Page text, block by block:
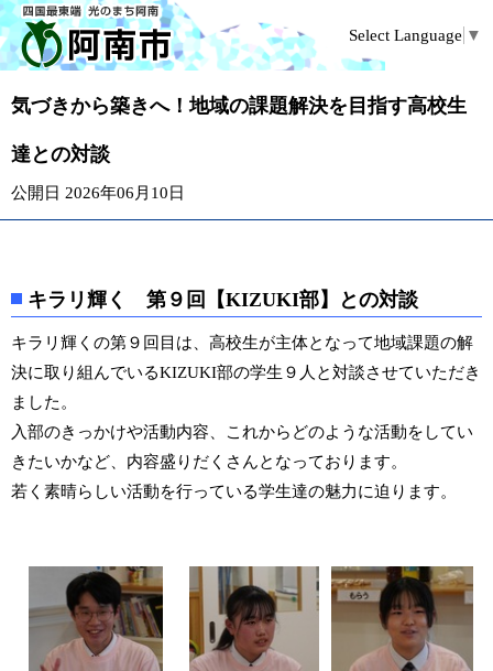
Select Language ▼
気づきから築きへ！地域の課題解決を目指す高校生
達との対談
公開日 2026年06月10日
キラリ輝く 第９回【KIZUKI部】との対談
キラリ輝くの第９回目は、高校生が主体となって地域課題の解
決に取り組んでいるKIZUKI部の学生９人と対談させていただき
ました。
入部のきっかけや活動内容、これからどのような活動をしてい
きたいかなど、内容盛りだくさんとなっております。
若く素晴らしい活動を行っている学生達の魅力に迫ります。